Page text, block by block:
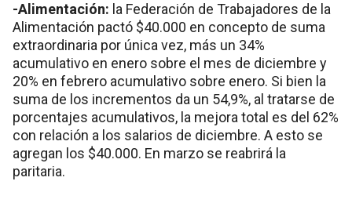
-Alimentación: la Federación de Trabajadores de la
Alimentación pactó $40.000 en concepto de suma
extraordinaria por única vez, más un 34%
acumulativo en enero sobre el mes de diciembre y
20% en febrero acumulativo sobre enero. Si bien la
suma de los incrementos da un 54,9%, al tratarse de
porcentajes acumulativos, la mejora total es del 62%
con relación a los salarios de diciembre. A esto se
agregan los $40.000. En marzo se reabrirá la
paritaria.